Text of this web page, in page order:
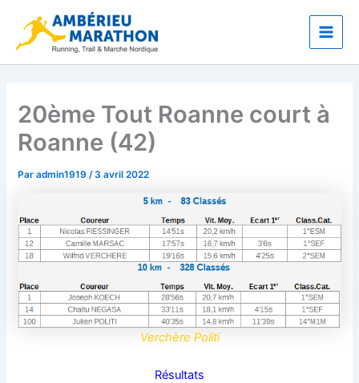
contenu
Main
20ème Tout Roanne court à
Roanne (42)
Paradmin1919/3 avril 2022
Verchère Politi
Résultats